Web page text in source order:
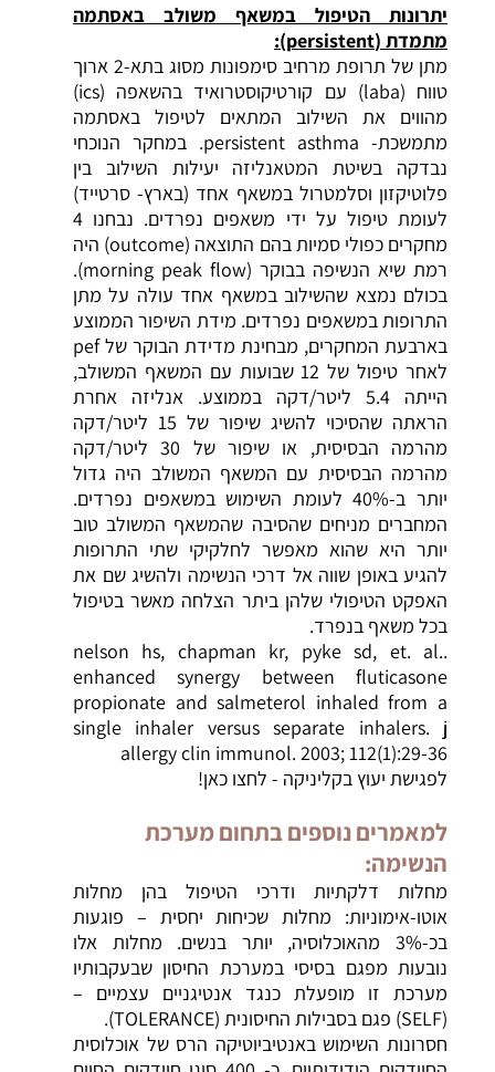
יתרונות הטיפול במשאף משולב באסתמה
מתמדת (persistent):
מתן של תרופת מרחיב סימפונות מסוג בתא-2 ארוך
טווח (laba) עם קורטיקוסטרואיד בהשאפה (ics)
מהווים את השילוב המתאים לטיפול באסתמה
מתמשכת- persistent asthma. במחקר הנוכחי
נבדקה בשיטת המטאנליזה יעילות השילוב בין
פלוטיקזון וסלמטרול במשאף אחד (בארץ- סרטייד)
לעומת טיפול על ידי משאפים נפרדים. נבחנו 4
מחקרים כפולי סמיות בהם התוצאה (outcome) היה
רמת שיא הנשיפה בבוקר (morning peak flow).
בכולם נמצא שהשילוב במשאף אחד עולה על מתן
התרופות במשאפים נפרדים. מידת השיפור הממוצע
בארבעת המחקרים, מבחינת מדידת הבוקר של pef
לאחר טיפול של 12 שבועות עם המשאף המשולב,
הייתה 5.4 ליטר/דקה בממוצע. אנליזה אחרת
הראתה שהסיכוי להשיג שיפור של 15 ליטר/דקה
מהרמה הבסיסית, או שיפור של 30 ליטר/דקה
מהרמה הבסיסית עם המשאף המשולב היה גדול
יותר ב-40% לעומת השימוש במשאפים נפרדים.
המחברים מניחים שהסיבה שהמשאף המשולב טוב
יותר היא שהוא מאפשר לחלקיקי שתי התרופות
להגיע באופן שווה אל דרכי הנשימה ולהשיג שם את
האפקט הטיפולי שלהן ביתר הצלחה מאשר בטיפול
בכל משאף בנפרד.
nelson hs, chapman kr, pyke sd, et. al..
enhanced synergy between fluticasone
propionate and salmeterol inhaled from a
single inhaler versus separate inhalers. j
allergy clin immunol. 2003; 112(1):29-36
לפגישת יעוץ בקליניקה - לחצו כאן!
למאמרים נוספים בתחום מערכת
הנשימה:
מחלות דלקתיות ודרכי הטיפול בהן מחלות
אוטו-אימוניות: מחלות שכיחות יחסית – פוגעות
בכ-3% מהאוכלוסיה, יותר בנשים. מחלות אלו
נובעות מפגם בסיסי במערכת החיסון שבעקבותיו
מערכת זו מופעלת כנגד אנטיגניים עצמיים –
(SELF) פגם בסבילות החיסונית (TOLERANCE).
חסרונות השימוש באנטיביוטיקה הרס של אוכלוסית